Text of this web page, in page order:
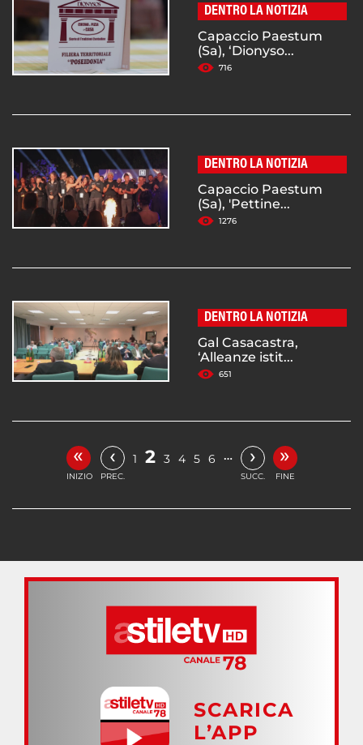
DENTRO LA NOTIZIA
Capaccio Paestum
(Sa), ‘Dionyso...
716
DENTRO LA NOTIZIA
Capaccio Paestum
(Sa), 'Pettine...
1276
DENTRO LA NOTIZIA
Gal Casacastra,
‘Alleanze istit...
651
«
INIZIO
‹
PREC.
1 2 3 4 5 6 … ›
SUCC.
»
FINE
SCARICA
L’APP